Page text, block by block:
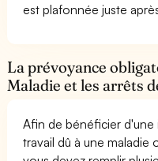
est plafonnée juste
La prévoyance
Maladie et les arrêts
Afin de bénéficier d'une
travail dû à une maladie